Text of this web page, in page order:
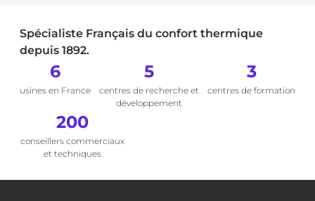
Spécialiste Français du confort thermique
depuis 1892.
6
usines en France
5
centres de recherche et
développement
3
centres de formation
200
conseillers commerciaux
et techniques